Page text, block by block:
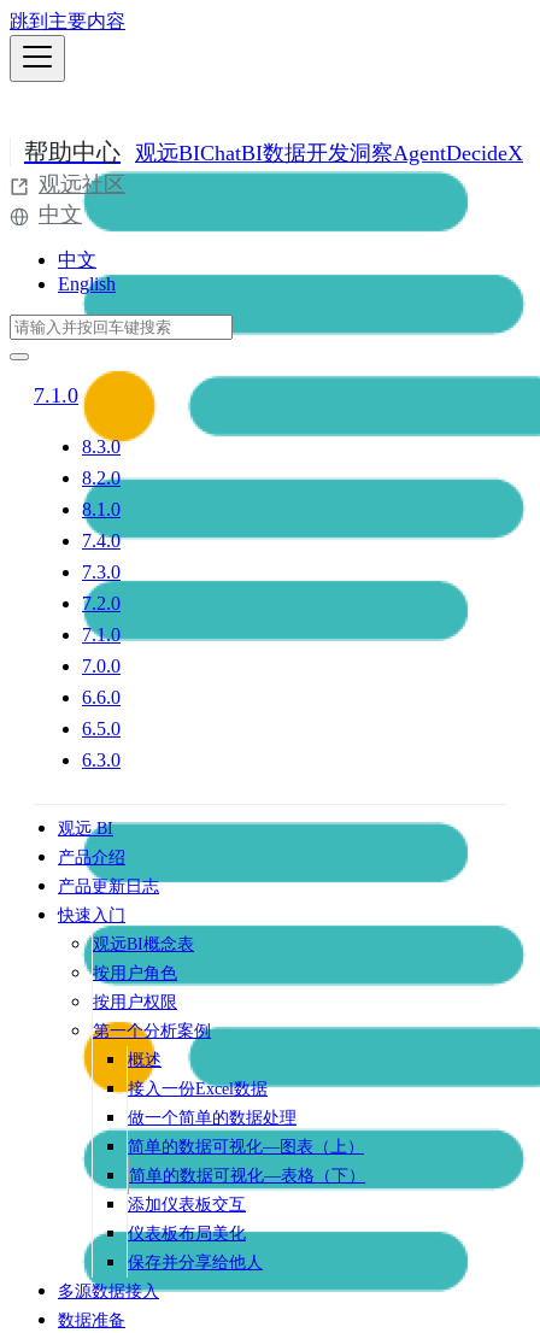
跳到主要内容
帮助中心 观远BIChatBI数据开发洞察AgentDecideX
观远社区
中文
中文
English
7.1.0
8.3.0
8.2.0
8.1.0
7.4.0
7.3.0
7.2.0
7.1.0
7.0.0
6.6.0
6.5.0
6.3.0
观远 BI
产品介绍
产品更新日志
快速入门
观远BI概念表
按用户角色
按用户权限
第一个分析案例
概述
接入一份Excel数据
做一个简单的数据处理
简单的数据可视化—图表（上）
简单的数据可视化—表格（下）
添加仪表板交互
仪表板布局美化
保存并分享给他人
多源数据接入
数据准备